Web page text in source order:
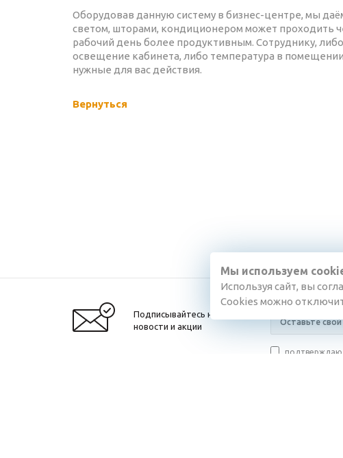
Оборудовав данную систему в бизнес-центре, мы
светом, шторами, кондиционером может проходить
рабочий день более продуктивным. Сотруднику,
освещение кабинета, либо температура в
нужные для вас действия.
Вернуться
Подписывайтесь на
новости и акции
Мы используем
Используя сайт, вы
Cookies можно